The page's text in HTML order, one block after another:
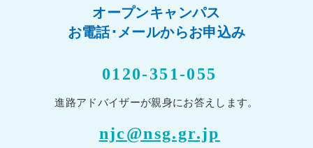
オープンキャンパス
お電話･メールからお申込み
0120-351-055
進路アドバイザーが親身にお答えします。
njc@nsg.gr.jp